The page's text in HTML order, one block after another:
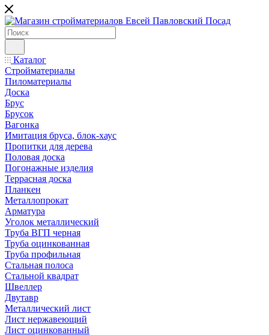
Каталог
Стройматериалы
Пиломатериалы
Доска
Брус
Брусок
Вагонка
Имитация бруса, блок-хаус
Пропитки для дерева
Половая доска
Погонажные изделия
Террасная доска
Планкен
Металлопрокат
Арматура
Уголок металлический
Труба ВГП черная
Труба оцинкованная
Труба профильная
Стальная полоса
Стальной квадрат
Швеллер
Двутавр
Металлический лист
Лист нержавеющий
Лист оцинкованный